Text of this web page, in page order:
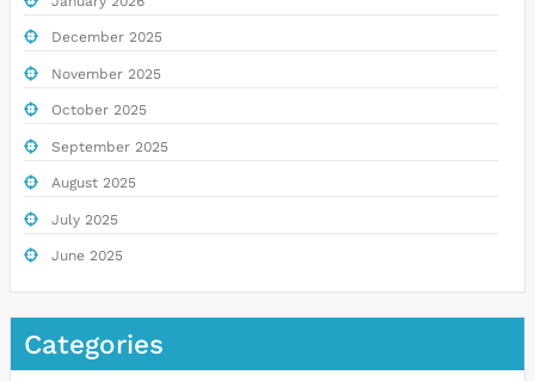
December 2025
November 2025
October 2025
September 2025
August 2025
July 2025
June 2025
Categories